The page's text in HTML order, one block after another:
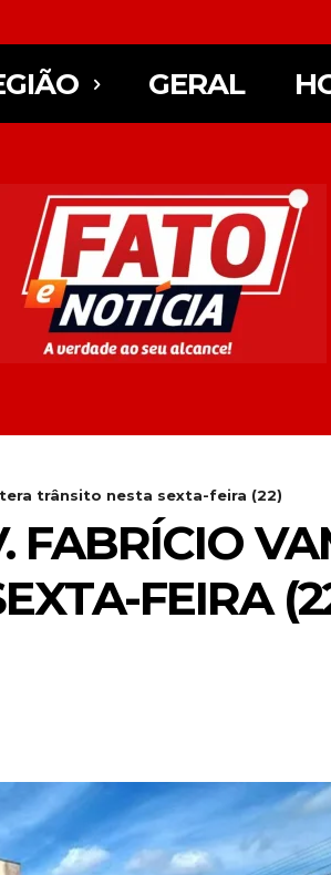
GERAL
trânsito nesta sexta-feira (22)
FABRÍCIO
FEIRA